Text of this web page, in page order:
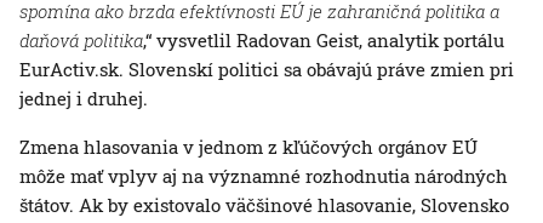
spomína ako brzda efektívnosti EÚ je zahraničná politika a
daňová politika,“ vysvetlil Radovan Geist, analytik portálu
EurActiv.sk. Slovenskí politici sa obávajú práve zmien pri
jednej i druhej.
Zmena hlasovania v jednom z kľúčových orgánov EÚ
môže mať vplyv aj na významné rozhodnutia národných
štátov. Ak by existovalo väčšinové hlasovanie, Slovensko